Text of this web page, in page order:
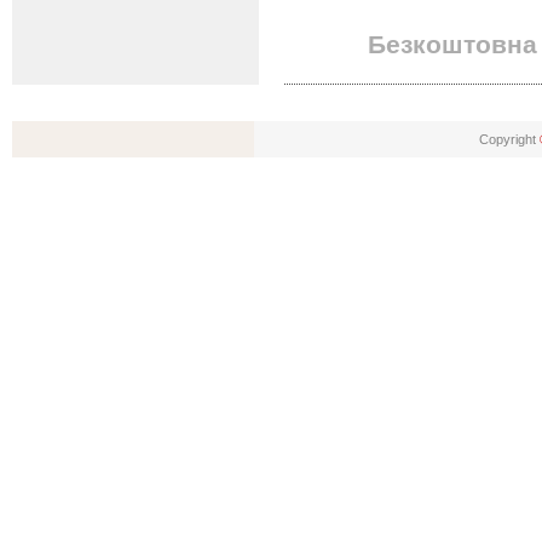
Безкоштовна
Copyright